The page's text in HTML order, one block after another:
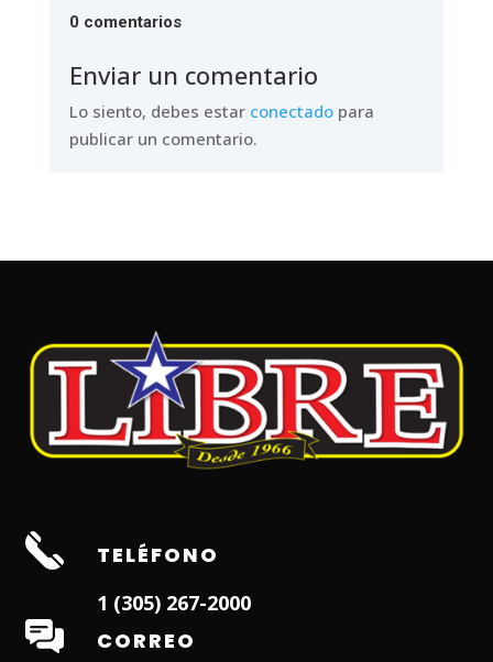
0 comentarios
Enviar un comentario
Lo siento, debes estar conectadopara
publicar un comentario.
TELÉFONO
1 (305) 267-2000
CORREO